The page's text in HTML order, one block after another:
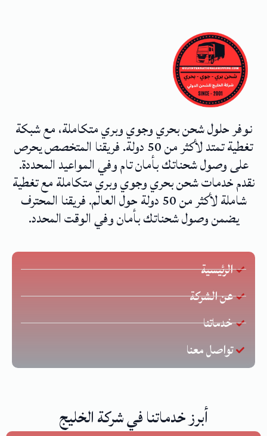
نوفر حلول شحن بحري وجوي وبري متكاملة، مع شبكة
تغطية تمتد لأكثر من 50 دولة. فريقنا المتخصص يحرص
على وصول شحناتك بأمان تام وفي المواعيد المحددة.
نقدم خدمات شحن بحري وجوي وبري متكاملة مع تغطية
شاملة لأكثر من 50 دولة حول العالم. فريقنا المحترف
يضمن وصول شحناتك بأمان وفي الوقت المحدد.
الرئيسية
عن الشركة
خدماتنا
تواصل معنا
أبرز خدماتنا في شركة الخليج